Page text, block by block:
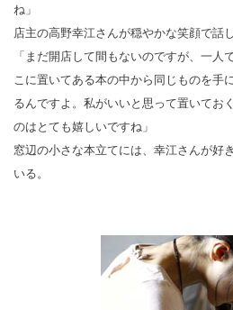
ね」
店主の高野幸江さんが穏やかな笑顔で話
「まだ開店して間もないのですが、一人
こに置いてある本の中から同じものを手
るんですよ。私がいいと思って置いてお
のはとても嬉しいですね」
窓辺の小さな本立てには、幸江さんが好
いる。